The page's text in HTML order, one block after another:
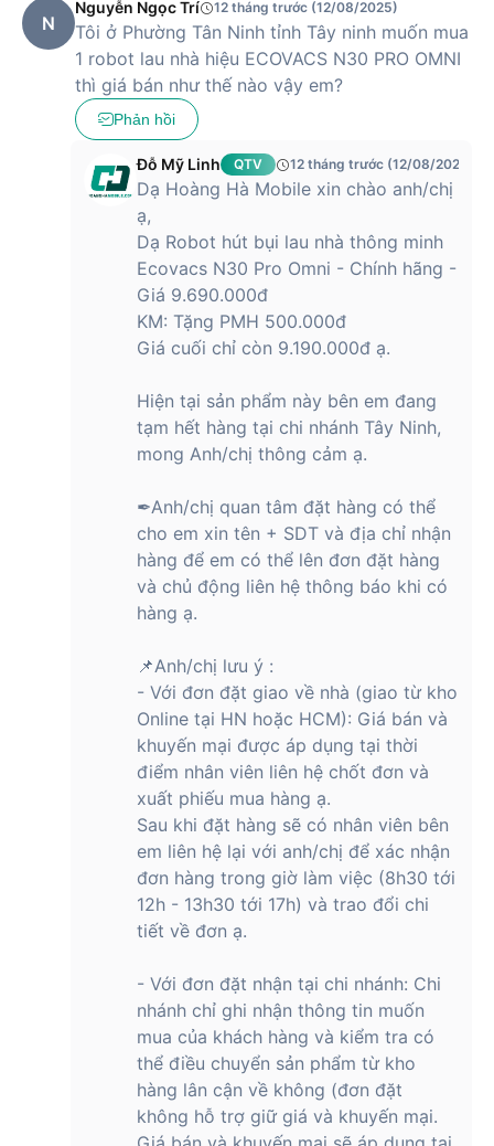
N
Nguyễn Ngọc Trí 12 tháng trước (12/08/2025)
Tôi ở Phường Tân Ninh tỉnh Tây ninh muốn mua
1 robot lau nhà hiệu ECOVACS N30 PRO OMNI
thì giá bán như thế nào vậy em?
Phản hồi
Đỗ Mỹ Linh QTV 12 tháng trước (12/08/2025)
Dạ Hoàng Hà Mobile xin chào anh/chị
ạ,
Dạ Robot hút bụi lau nhà thông minh
Ecovacs N30 Pro Omni - Chính hãng -
Giá 9.690.000đ
KM: Tặng PMH 500.000đ
Giá cuối chỉ còn 9.190.000đ ạ.
Hiện tại sản phẩm này bên em đang
tạm hết hàng tại chi nhánh Tây Ninh,
mong Anh/chị thông cảm ạ.
✒Anh/chị quan tâm đặt hàng có thể
cho em xin tên + SDT và địa chỉ nhận
hàng để em có thể lên đơn đặt hàng
và chủ động liên hệ thông báo khi có
hàng ạ.
📌Anh/chị lưu ý :
- Với đơn đặt giao về nhà (giao từ kho
Online tại HN hoặc HCM): Giá bán và
khuyến mại được áp dụng tại thời
điểm nhân viên liên hệ chốt đơn và
xuất phiếu mua hàng ạ.
Sau khi đặt hàng sẽ có nhân viên bên
em liên hệ lại với anh/chị để xác nhận
đơn hàng trong giờ làm việc (8h30 tới
12h - 13h30 tới 17h) và trao đổi chi
tiết về đơn ạ.
- Với đơn đặt nhận tại chi nhánh: Chi
nhánh chỉ ghi nhận thông tin muốn
mua của khách hàng và kiểm tra có
thể điều chuyển sản phẩm từ kho
hàng lân cận về không (đơn đặt
không hỗ trợ giữ giá và khuyến mại.